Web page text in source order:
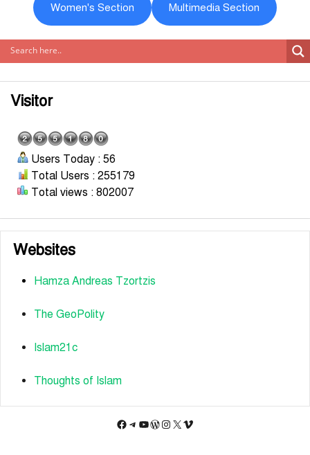
Women's Section Multimedia Section
Visitor
Users Today : 56
Total Users : 255179
Total views : 802007
Websites
Hamza Andreas Tzortzis
The GeoPolity
Islam21c
Thoughts of Islam
Facebook
Telegram
YouTube
WordPress
Instagram
X Vimeo